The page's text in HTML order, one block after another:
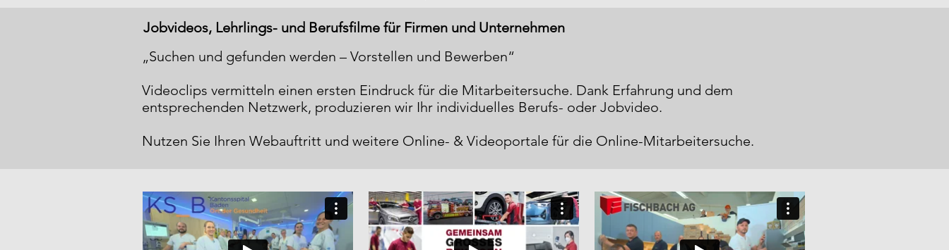
Jobvideos, Lehrlings- und Berufsfilme für Firmen und Unternehmen
„Suchen und gefunden werden – Vorstellen und Bewerben“
Videoclips vermitteln einen ersten Eindruck für die Mitarbeitersuche. Dank Erfahrung und dem
entsprechenden Netzwerk, produzieren wir Ihr individuelles Berufs- oder Jobvideo.
Nutzen Sie Ihren Webauftritt und weitere Online- & Videoportale für die Online-Mitarbeitersuche.